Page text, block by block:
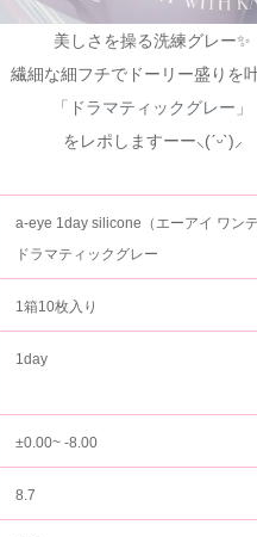
美しさを操る洗練グレー✨
繊細な細フチでドーリー盛りを
「ドラマティックグレー」
をレポしますーー⸜(ˊᵕˋ)⸝
a-eye 1day silicone（エーアイ ワン
ドラマティックグレー
1箱10枚入り
1day
±0.00~ -8.00
8.7